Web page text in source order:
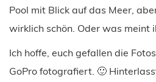
Pool mit Blick auf das Meer,
wirklich schön. Oder was meint
Ich hoffe, euch gefallen die
GoPro fotografiert. 🙂